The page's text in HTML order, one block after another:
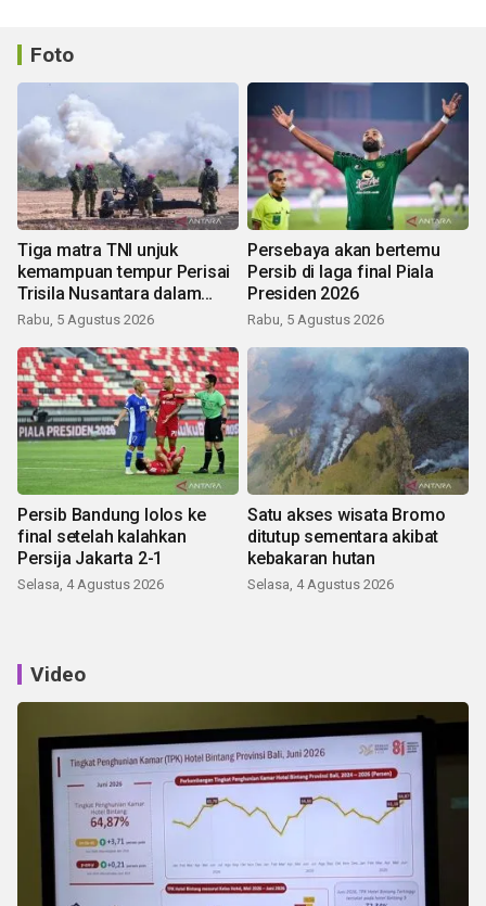
Foto
Tiga matra TNI unjuk
kemampuan tempur Perisai
Trisila Nusantara dalam
latihan di Kepri
Rabu, 5 Agustus 2026
Persebaya akan bertemu
Persib di laga final Piala
Presiden 2026
Rabu, 5 Agustus 2026
Persib Bandung lolos ke
final setelah kalahkan
Persija Jakarta 2-1
Selasa, 4 Agustus 2026
Satu akses wisata Bromo
ditutup sementara akibat
kebakaran hutan
Selasa, 4 Agustus 2026
Video